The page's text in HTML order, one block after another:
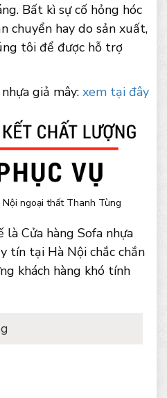
Bất kì sự cố hỏng hóc
chuyển hay do sản xuất,
tôi để được hỗ trợ
giả mây: xem tại đây
ngoại thất Thanh Tùng
Cửa hàng Sofa nhựa
tín tại Hà Nội chắc chắn
khách hàng khó tính